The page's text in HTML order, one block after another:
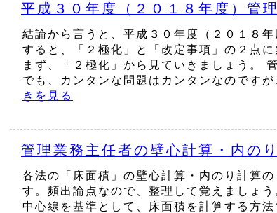
平成３０年度（２０１８年度）管
結論から言うと、平成３０年度（２０１８
すると、「２極化」と「改定事項」の２点
まず、「２極化」から見ていきましょう。
でも、カンタンな問題はカンタンなのです
きを見る
管理業務主任者の壁心計算・内の
各法の「床面積」の壁心計算・内のり計算
す。頻出論点なので、整理して覚えましょ
中心線を基準として、床面積を計算する方